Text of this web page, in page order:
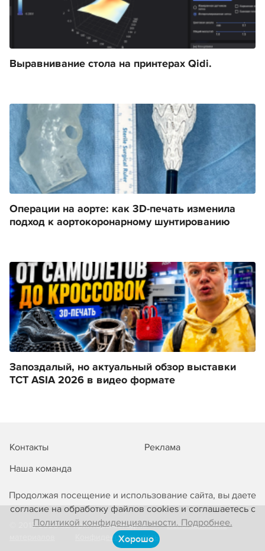
Продолжая посещение и использование сайта, вы даете
согласие на обработку файлов cookies и соглашаетесь с
Политикой конфиденциальности. Подробнее.
Хорошо
Выравнивание стола на принтерах Qidi.
Операции на аорте: как 3D-печать изменила
подход к аортокоронарному шунтированию
Запоздалый, но актуальный обзор выставки
TCT ASIA 2026 в видео формате
Контакты
Реклама
Наша команда
© 2013-2026 3D-принтеры сегодня!
Использование
Конфиденциальность